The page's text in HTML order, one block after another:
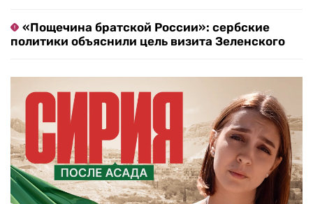
«Пощечина братской России»: сербские
политики объяснили цель визита Зеленского